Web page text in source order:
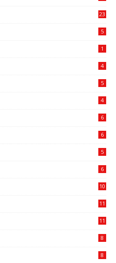
23
5
1
4
5
4
6
6
5
6
10
11
11
8
8